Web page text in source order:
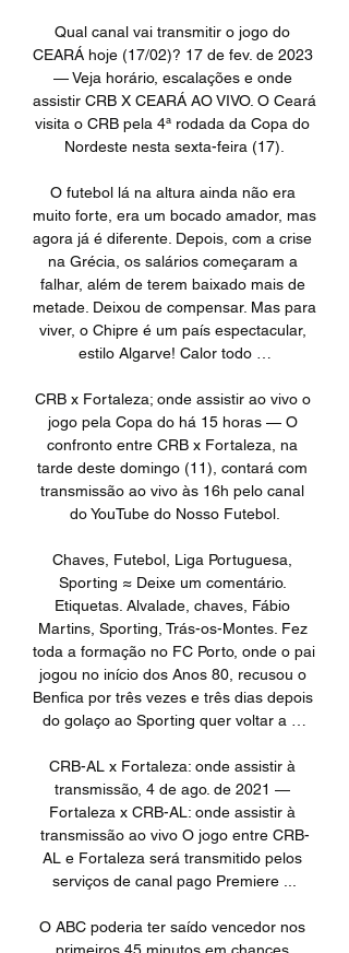
Qual canal vai transmitir o jogo do
CEARÁ hoje (17/02)? 17 de fev. de 2023
— Veja horário, escalações e onde
assistir CRB X CEARÁ AO VIVO. O Ceará
visita o CRB pela 4ª rodada da Copa do
Nordeste nesta sexta-feira (17).
O futebol lá na altura ainda não era
muito forte, era um bocado amador, mas
agora já é diferente. Depois, com a crise
na Grécia, os salários começaram a
falhar, além de terem baixado mais de
metade. Deixou de compensar. Mas para
viver, o Chipre é um país espectacular,
estilo Algarve! Calor todo …
CRB x Fortaleza; onde assistir ao vivo o
jogo pela Copa do há 15 horas — O
confronto entre CRB x Fortaleza, na
tarde deste domingo (11), contará com
transmissão ao vivo às 16h pelo canal
do YouTube do Nosso Futebol.
Chaves, Futebol, Liga Portuguesa,
Sporting ≈ Deixe um comentário.
Etiquetas. Alvalade, chaves, Fábio
Martins, Sporting, Trás-os-Montes. Fez
toda a formação no FC Porto, onde o pai
jogou no início dos Anos 80, recusou o
Benfica por três vezes e três dias depois
do golaço ao Sporting quer voltar a …
CRB-AL x Fortaleza: onde assistir à
transmissão, 4 de ago. de 2021 —
Fortaleza x CRB-AL: onde assistir à
transmissão ao vivo O jogo entre CRB-
AL e Fortaleza será transmitido pelos
serviços de canal pago Premiere ...
O ABC poderia ter saído vencedor nos